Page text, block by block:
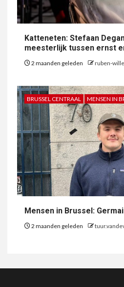
Katteneten: Stefaan
meesterlijk tussen ernst
2 maanden geleden ruben-
BRUSSEL CENTRAAL MENSEN IN
Mensen in Brussel:
2 maanden geleden